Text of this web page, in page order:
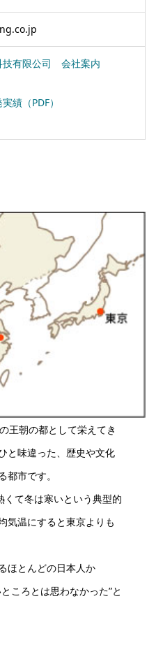
技有限公司 会社案内
績（PDF）
王朝の都として栄えてき
と味違った、歴史や文化
都市です。
て冬は寒いという典型的
気温にすると東京よりも
ほとんどの日本人か
ころとは思わなかった”と